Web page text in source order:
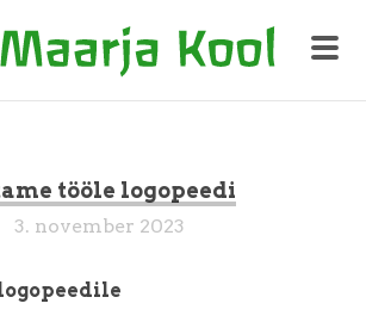
tööle logopeedi
3. november 2023